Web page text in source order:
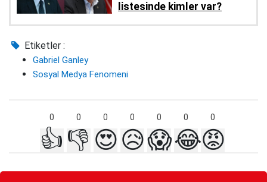
listesinde kimler var?
Etiketler :
Gabriel Ganley
Sosyal Medya Fenomeni
0 0 0 0 0 0 0
👍 👎 😍😥😱😂😡